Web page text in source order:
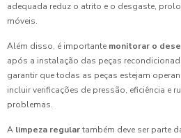
adequada reduz o atrito e o desgaste,
móveis.
Além disso, é importante monitorar o
após a instalação das peças
garantir que todas as peças estejam
incluir verificações de pressão, eficiência e
problemas.
A limpeza regulartambém deve ser parte